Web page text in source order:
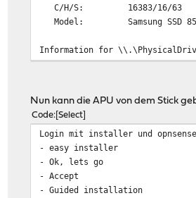
C/H/S: 16383/16/63
Model: Samsung SSD 850
Information for
Which disk do you want to
WARNING: that disk is larger
overwriting your primary hard
About to overwrite the
950059008/950059008 bytes
Nun kann die APU von dem Stick
Code Select
Login mit installer und
- easy installer
- Ok, lets go
- Accept
- Guided installation